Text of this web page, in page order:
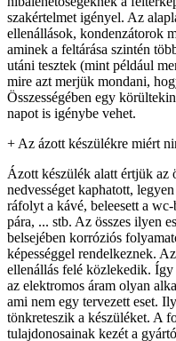
szakértelmet igényel. Az
ellenállások, kondenzátorok
aminek a feltárása szintén
utáni tesztek (mint például
mire azt merjük mondani,
Összességében egy
napot is igénybe vehet.
+ Az ázott készülékre miért
Ázott készülék alatt értjük az
nedvességet kaphatott,
ráfolyt a kávé, beleesett a
pára, ... stb. Az összes ilyen
belsejében korróziós
képességgel rendelkeznek.
ellenállás felé közlekedik. Így
az elektromos áram olyan
ami nem egy tervezett eset.
tönkreteszik a készüléket. A
tulajdonosainak kezét a